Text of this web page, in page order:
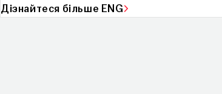
Дізнайтеся більше ENG